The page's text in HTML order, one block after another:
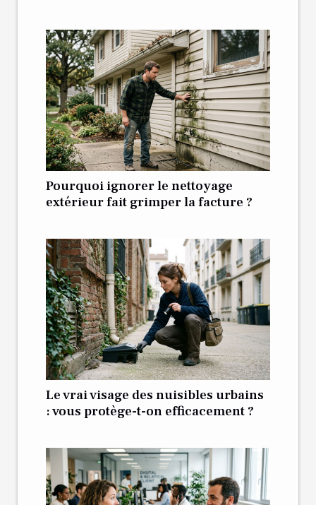
Pourquoi ignorer le nettoyage
extérieur fait grimper la facture ?
Le vrai visage des nuisibles urbains
: vous protège-t-on efficacement ?